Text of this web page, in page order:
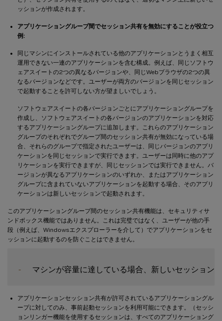
ッションが作成されます。
アプリケーショングループ間でセッション共有を無効にすることが役立つ
例:
同じマシンにインストールされている他のアプリケーションとうまく相互
運用できない一連のアプリケーションを含む構成。例えば、同じソフトウ
ェアスイートの2つの異なるバージョンや、同じWebブラウザの2つの異
なるバージョンなどです。ユーザーが両方のバージョンを同じセッション
で起動することを許可しない方が望ましいでしょう。
ソフトウェアスイートの各バージョンごとにアプリケーショングループを
作成し、ソフトウェアスイートの各バージョンのアプリケーションを対応
するアプリケーショングループに追加します。これらのアプリケーション
グループのそれぞれでグループ間のセッション共有が無効になっている場
合、それらのグループで指定されたユーザーは、同じバージョンのアプリ
ケーションを同じセッションで実行できます。ユーザーは同時に他のアプ
リケーションを実行できますが、同じセッションでは実行できません。バ
ージョンが異なるアプリケーションのいずれか、またはアプリケーション
グループに含まれていないアプリケーションを起動する場合、そのアプリ
ケーションは新しいセッションで起動されます。
このアプリケーショングループ間のセッション共有機能は、セキュリティサ
ンドボックス機能ではありません。これは完璧ではなく、ユーザーが他の手
段（例えば、Windowsエクスプローラーを介して）でアプリケーションをセ
ッションに起動するのを防ぐことはできません。
-
アプリケーションセッション共有が許可されているアプリケーショングル
ープに対してのみ、事前起動セッションを利用可能にできます。（セッシ
ョンリンガー機能を使用するセッションは、すべてのアプリケーショング